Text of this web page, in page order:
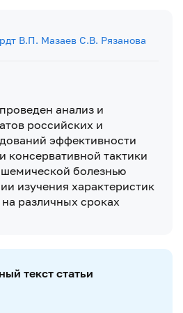
В.П. Мазаев С.В. Рязанова
анализ и
российских и
эффективности
консервативной тактики
болезнью
изучения характеристик
различных сроках
текст статьи